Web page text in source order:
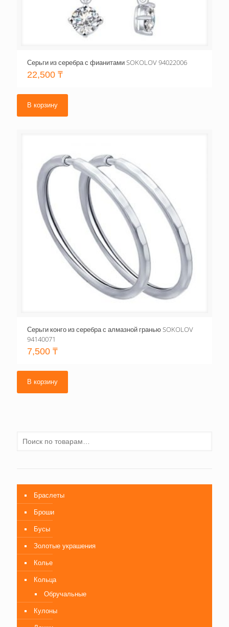
Серьги из серебра с фианитами SOKOLOV 94022006
22,500 ₸
В корзину
Серьги конго из серебра с алмазной гранью SOKOLOV
94140071
7,500 ₸
В корзину
Браслеты
Броши
Бусы
Золотые украшения
Колье
Кольца
Обручальные
Кулоны